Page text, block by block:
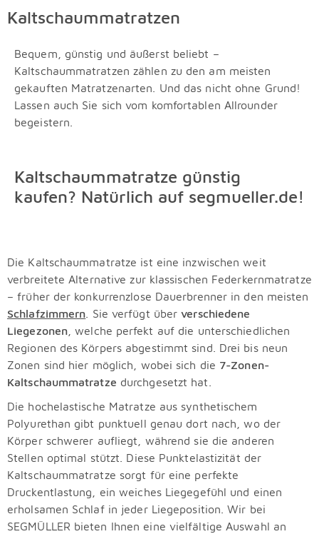
Kaltschaummatratzen
Bequem, günstig und äußerst beliebt –
Kaltschaummatratzen zählen zu den am meisten
gekauften Matratzenarten. Und das nicht ohne Grund!
Lassen auch Sie sich vom komfortablen Allrounder
begeistern.
Kaltschaummatratze günstig
kaufen? Natürlich auf segmueller.de!
Die Kaltschaummatratze ist eine inzwischen weit
verbreitete Alternative zur klassischen Federkernmatratze
– früher der konkurrenzlose Dauerbrenner in den meisten
Schlafzimmern . Sie verfügt überverschiedene
Liegezonen , welche perfekt auf die unterschiedlichen
Regionen des Körpers abgestimmt sind. Drei bis neun
Zonen sind hier möglich, wobei sich die 7-Zonen-
Kaltschaummatratze durchgesetzt hat.
Die hochelastische Matratze aus synthetischem
Polyurethan gibt punktuell genau dort nach, wo der
Körper schwerer aufliegt, während sie die anderen
Stellen optimal stützt. Diese Punktelastizität der
Kaltschaummatratze sorgt für eine perfekte
Druckentlastung, ein weiches Liegegefühl und einen
erholsamen Schlaf in jeder Liegeposition. Wir bei
SEGMÜLLER bieten Ihnen eine vielfältige Auswahl an